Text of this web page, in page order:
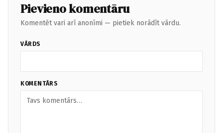
Pievieno komentāru
Komentēt vari arī anonīmi — pietiek norādīt vārdu.
VĀRDS
KOMENTĀRS